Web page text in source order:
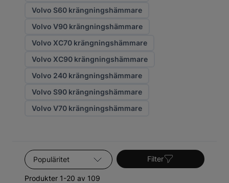
Volvo S60 krängningshämmare
Volvo V90 krängningshämmare
Volvo XC70 krängningshämmare
Volvo XC90 krängningshämmare
Volvo 240 krängningshämmare
Volvo S90 krängningshämmare
Volvo V70 krängningshämmare
Sortera efter
Produkter 1-20 av 109
Filter